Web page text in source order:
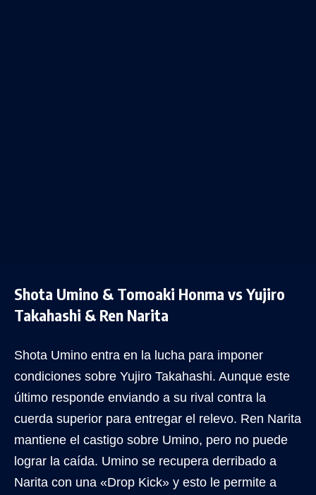
Shota Umino & Tomoaki Honma vs Yujiro
Takahashi & Ren Narita
Shota Umino entra en la lucha para imponer
condiciones sobre Yujiro Takahashi. Aunque este
último responde enviando a su rival contra la
cuerda superior para entregar el relevo. Ren Narita
mantiene el castigo sobre Umino, pero no puede
lograr la caída. Umino se recupera derribado a
Narita con una «Drop Kick» y esto le permite a